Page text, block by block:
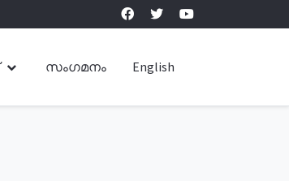
സംഗമനം English